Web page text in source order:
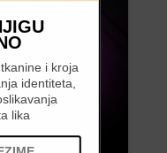
i kroja
identiteta,
lika